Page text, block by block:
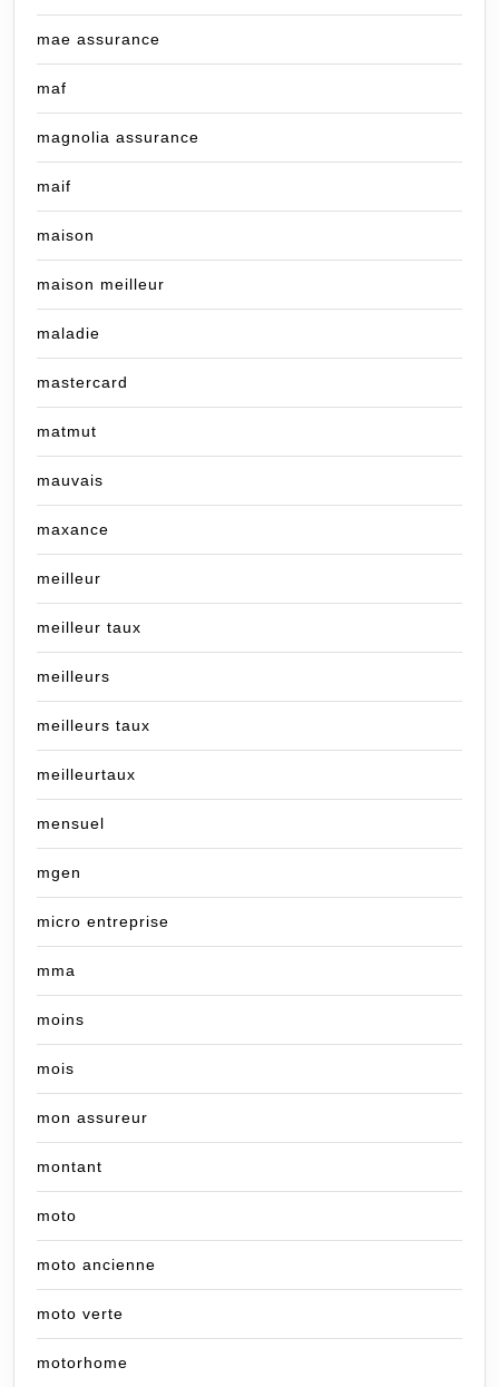
mae assurance
maf
magnolia assurance
maif
maison
maison meilleur
maladie
mastercard
matmut
mauvais
maxance
meilleur
meilleur taux
meilleurs
meilleurs taux
meilleurtaux
mensuel
mgen
micro entreprise
mma
moins
mois
mon assureur
montant
moto
moto ancienne
moto verte
motorhome